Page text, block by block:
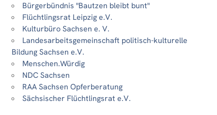
Bürgerbündnis "Bautzen bleibt bunt"
Flüchtlingsrat Leipzig e.V.
Kulturbüro Sachsen e. V.
Landesarbeitsgemeinschaft politisch-kulturelle
Bildung Sachsen e.V.
Menschen.Würdig
NDC Sachsen
RAA Sachsen Opferberatung
Sächsischer Flüchtlingsrat e.V.